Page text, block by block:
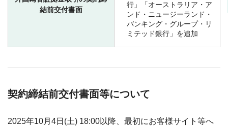
結前交付書面
行」「オーストラリア・ア
ンド・ニュージーランド・
バンキング・グループ・リ
ミテッド銀行」を追加
契約締結前交付書面等について
2025年10月4日(土) 18:00以降、最初にお客様サイト等へ